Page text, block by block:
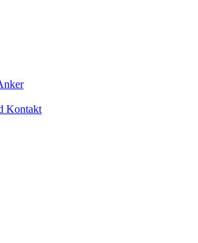
Kontakt